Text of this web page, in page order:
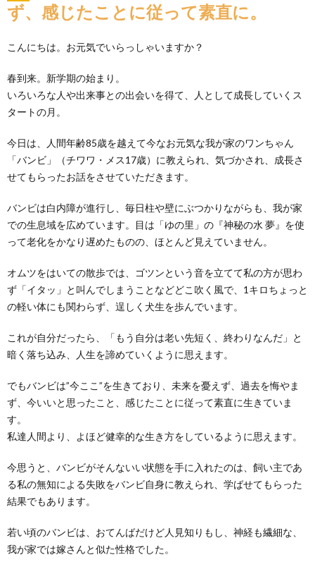
ず、感じたことに従って素直に。
こんにちは。お元気でいらっしゃいますか？
春到来。新学期の始まり。
いろいろな人や出来事との出会いを得て、人として成長していくス
タートの月。
今日は、人間年齢85歳を越えて今なお元気な我が家のワンちゃん
「バンビ」（チワワ・メス17歳）に教えられ、気づかされ、成長さ
せてもらったお話をさせていただきます。
バンビは白内障が進行し、毎日柱や壁にぶつかりながらも、我が家
での生息域を広めています。目は「ゆの里」の『神秘の水 夢』を使
って老化をかなり遅めたものの、ほとんど見えていません。
オムツをはいての散歩では、ゴツンという音を立てて私の方が思わ
ず「イタッ」と叫んでしまうことなどどこ吹く風で、1キロちょっと
の軽い体にも関わらず、逞しく犬生を歩んでいます。
これが自分だったら、「もう自分は老い先短く、終わりなんだ」と
暗く落ち込み、人生を諦めていくように思えます。
でもバンビは”今ここ”を生きており、未来を憂えず、過去を悔やま
ず、今いいと思ったこと、感じたことに従って素直に生きていま
す。
私達人間より、よほど健幸的な生き方をしているように思えます。
今思うと、バンビがそんないい状態を手に入れたのは、飼い主であ
る私の無知による失敗をバンビ自身に教えられ、学ばせてもらった
結果でもあります。
若い頃のバンビは、おてんばだけど人見知りもし、神経も繊細な、
我が家では嫁さんと似た性格でした。